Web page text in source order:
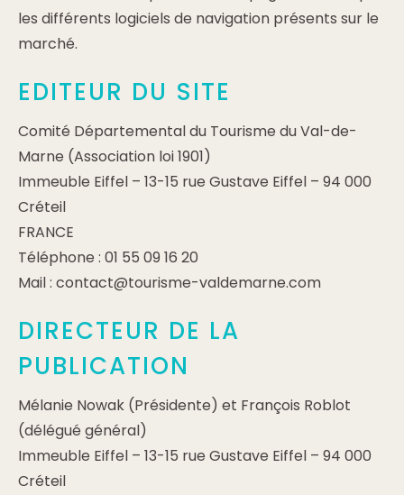
les différents logiciels de navigation présents sur le
marché.
EDITEUR DU SITE
Comité Départemental du Tourisme du Val-de-
Marne (Association loi 1901)
Immeuble Eiffel – 13-15 rue Gustave Eiffel – 94 000
Créteil
FRANCE
Téléphone : 01 55 09 16 20
Mail : contact@tourisme-valdemarne.com
DIRECTEUR DE LA
PUBLICATION
Mélanie Nowak (Présidente) et François Roblot
(délégué général)
Immeuble Eiffel – 13-15 rue Gustave Eiffel – 94 000
Créteil